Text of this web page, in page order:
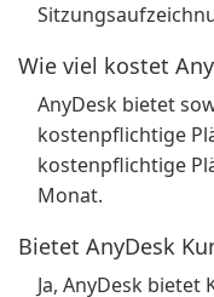
Wie viel kostet
AnyDesk bietet
kostenpflichtige
kostenpflichtige
Monat.
Bietet AnyDesk
Ja, AnyDesk